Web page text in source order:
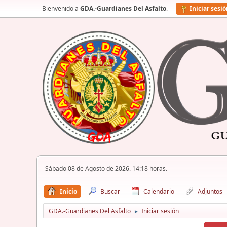
Bienvenido a GDA.-Guardianes Del Asfalto. Iniciar
Sábado 08 de Agosto de 2026. 14:18 horas.
Inicio Buscar Calendario Adjuntos
GDA.-Guardianes Del Asfalto ► Iniciar sesión